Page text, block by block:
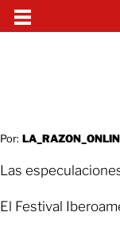
Por:
Las
El Festival